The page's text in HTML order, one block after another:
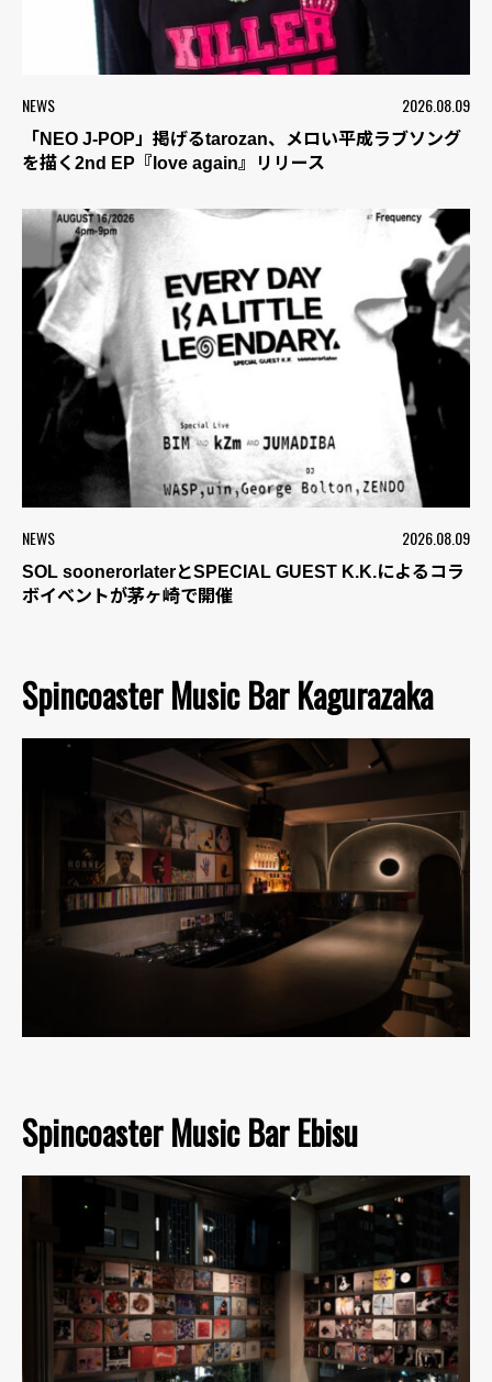
NEWS 2026.08.09
「NEO J-POP」掲げるtarozan、メロい平成ラブソング
を描く2nd EP『love again』リリース
NEWS 2026.08.09
SOL soonerorlaterとSPECIAL GUEST K.K.によるコラ
ボイベントが茅ヶ崎で開催
Spincoaster Music Bar Kagurazaka
Spincoaster Music Bar Ebisu